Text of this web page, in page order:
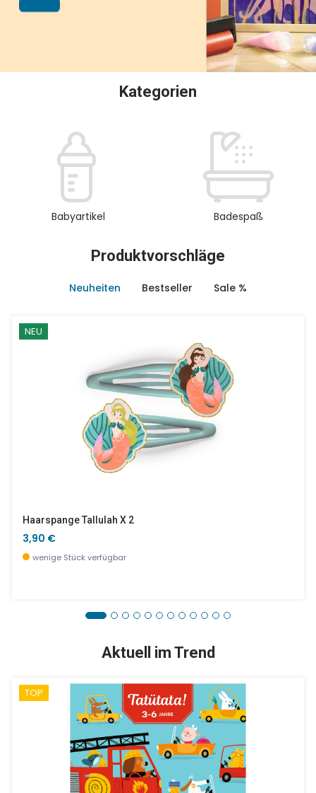
Kategorien
Babyartikel Badespaß
Produktvorschläge
Neuheiten Bestseller Sale %
NEU
Haarspange Tallulah X 2
3,90 €
wenige Stück verfügbar
Aktuell im Trend
TOP